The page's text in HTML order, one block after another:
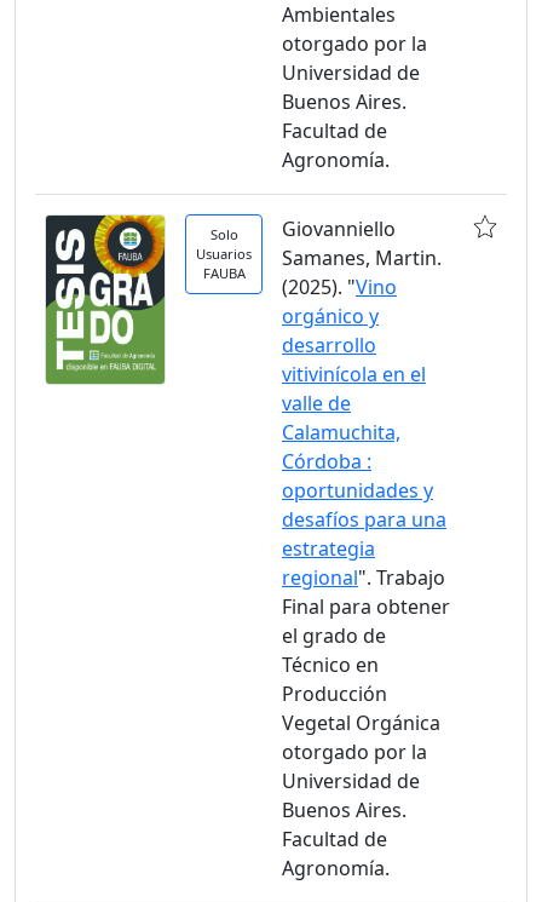
Ambientales
otorgado por la
Universidad de
Buenos Aires.
Facultad de
Agronomía.
Solo
Usuarios
FAUBA
Giovanniello
Samanes, Martin.
(2025). "Vino
orgánico y
desarrollo
vitivinícola en el
valle de
Calamuchita,
Córdoba :
oportunidades y
desafíos para una
estrategia
regional". Trabajo
Final para obtener
el grado de
Técnico en
Producción
Vegetal Orgánica
otorgado por la
Universidad de
Buenos Aires.
Facultad de
Agronomía.